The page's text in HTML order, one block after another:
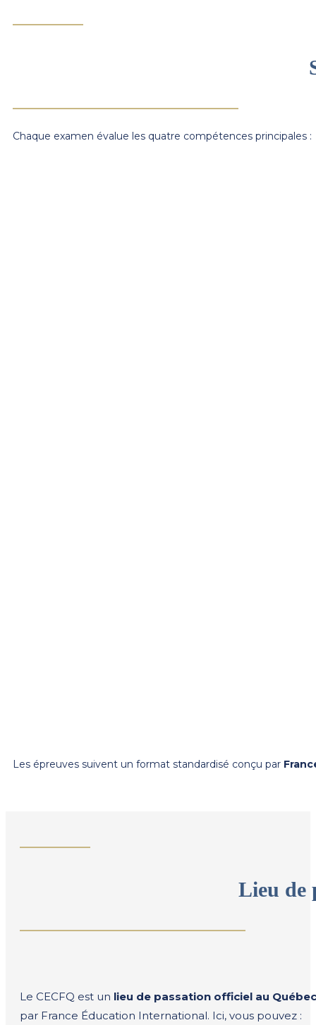
Chaque examen évalue les quatre compétences principales :
Les épreuves suivent un format standardisé conçu par
Lieu de
Le CECFQ est un lieu de passation officiel au
par France Éducation International. Ici, vous pouvez :